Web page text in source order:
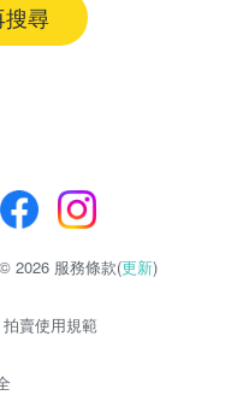
尋
2026 服務條款(更新)
拍賣使用規範